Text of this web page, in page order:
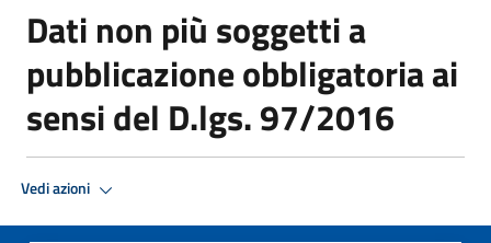
Dati non più soggetti a
pubblicazione obbligatoria ai
sensi del D.lgs. 97/2016
Vedi azioni